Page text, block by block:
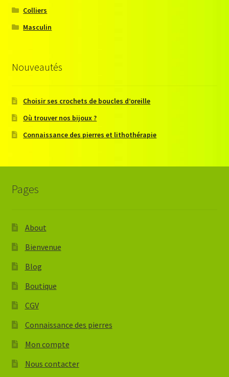
Colliers
Masculin
Nouveautés
Choisir ses crochets de boucles d’oreille
Où trouver nos bijoux ?
Connaissance des pierres et lithothérapie
Pages
About
Bienvenue
Blog
Boutique
CGV
Connaissance des pierres
Mon compte
Nous contacter